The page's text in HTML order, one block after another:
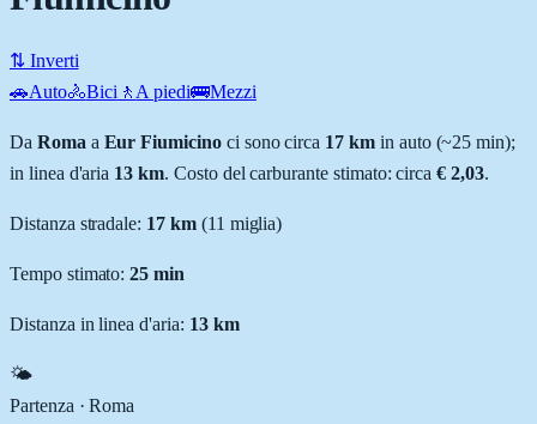
⇅ Inverti
🚗Auto🚴Bici 🚶 A piedi🚌Mezzi
Da Roma a Eur Fiumicinoci sono circa 17 kmin auto (~25 min);
in linea d'aria 13 km. Costo del carburante stimato: circa € 2,03.
Distanza stradale: 17 km (11 miglia)
Tempo stimato:25 min
Distanza in linea d'aria: 13km
🌤️
Partenza ·Roma